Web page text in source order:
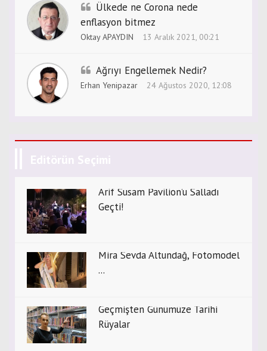
Ülkede ne Corona nede
enflasyon bitmez
Oktay APAYDIN 13 Aralık 2021, 00:21
Ağrıyı Engellemek Nedir?
Erhan Yenipazar 24 Ağustos 2020, 12:08
Editörün Seçimi
Arif Susam Pavilion’u Salladı
Geçti!
Mira Sevda Altundağ, Fotomodel
...
Geçmişten Günümüze Tarihi
Rüyalar